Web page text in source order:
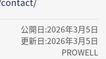
公開日:2026年3月5日
更新日:2026年3月5日
PROWELL